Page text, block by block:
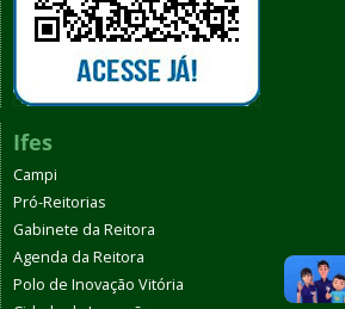
Ifes
Campi
Pró-Reitorias
Gabinete da Reitora
Agenda da Reitora
Polo de Inovação Vitória